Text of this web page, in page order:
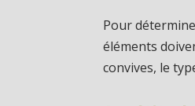
Pour
éléments
convives, le